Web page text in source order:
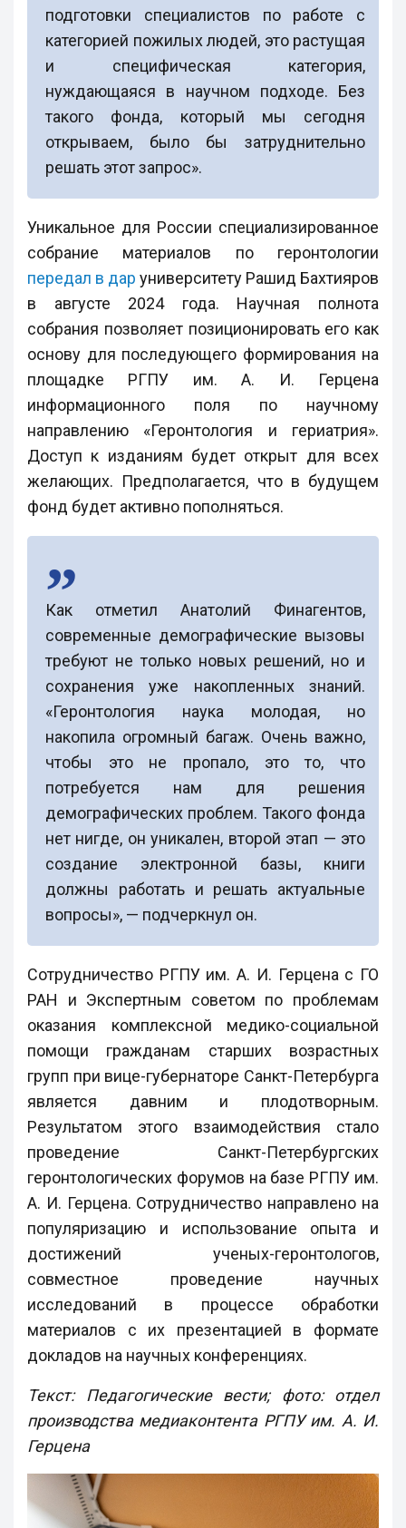
подготовки специалистов по работе с
категорией пожилых людей, это растущая
и специфическая категория,
нуждающаяся в научном подходе. Без
такого фонда, который мы сегодня
открываем, было бы затруднительно
решать этот запрос».
Уникальное для России специализированное
собрание материалов по геронтологии
передал в дар университету Рашид Бахтияров
в августе 2024 года. Научная полнота
собрания позволяет позиционировать его как
основу для последующего формирования на
площадке РГПУ им. А. И. Герцена
информационного поля по научному
направлению «Геронтология и гериатрия».
Доступ к изданиям будет открыт для всех
желающих. Предполагается, что в будущем
фонд будет активно пополняться.
Как отметил Анатолий Финагентов,
современные демографические вызовы
требуют не только новых решений, но и
сохранения уже накопленных знаний.
«Геронтология наука молодая, но
накопила огромный багаж. Очень важно,
чтобы это не пропало, это то, что
потребуется нам для решения
демографических проблем. Такого фонда
нет нигде, он уникален, второй этап — это
создание электронной базы, книги
должны работать и решать актуальные
вопросы», — подчеркнул он.
Сотрудничество РГПУ им. А. И. Герцена с ГО
РАН и Экспертным советом по проблемам
оказания комплексной медико-социальной
помощи гражданам старших возрастных
групп при вице-губернаторе Санкт-Петербурга
является давним и плодотворным.
Результатом этого взаимодействия стало
проведение Санкт-Петербургских
геронтологических форумов на базе РГПУ им.
А. И. Герцена. Сотрудничество направлено на
популяризацию и использование опыта и
достижений ученых-геронтологов,
совместное проведение научных
исследований в процессе обработки
материалов с их презентацией в формате
докладов на научных конференциях.
Текст: Педагогические вести; фото: отдел
производства медиаконтента РГПУ им. А. И.
Герцена